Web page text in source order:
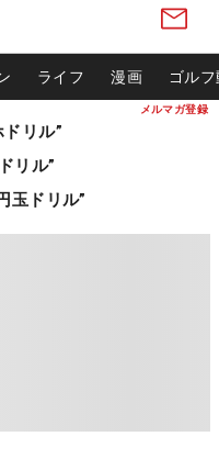
メルマガ登録
ライフ 漫画 ゴル
リル”
リル”
玉ドリル”